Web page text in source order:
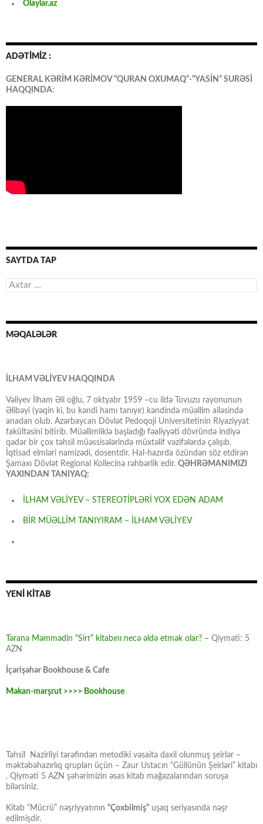
Olaylar.az
ADƏTİMİZ :
GENERAL KƏRİM KƏRİMOV “QURAN OXUMAQ”-“YASİN” SURƏSİ
HAQQINDA:
SAYTDA TAP
Axtarış:
MƏQALƏLƏR
İLHAM VƏLİYEV HAQQINDA
Vəliyev İlham Əli oğlu, 7 oktyabr 1959 –cu ildə Tovuzu rayonunun
Əlibəyi (yəqin ki, bu kəndi hamı tanıyır) kəndində müəllim ailəsində
anadan olub. Azərbaycan Dövlət Pedoqoji Universitetinin Riyaziyyat
fakültəsini bitirib. Müəllimliklə başladığı fəaliyyəti dövründə indiyə
qədər bir çox təhsil müəssisələrində müxtəlif vəzifələrdə çalışıb.
İqtisad elmləri namizədi, dosentdir. Hal-hazırda özündən söz etdirən
Şamaxı Dövlət Regional Kollecinə rəhbərlik edir. QƏHRƏMANIMIZI
YAXINDAN TANIYAQ:
İLHAM VƏLİYEV – STEREOTİPLƏRİ YOX EDƏN ADAM
BİR MÜƏLLİM TANIYIRAM – İLHAM VƏLİYEV
YENİ KİTAB
Təranə Məmmədin “Sirr” kitabını necə əldə etmək olar? – Qiyməti: 5
AZN
İçərişəhər Bookhouse & Cafe
Məkan-marşrut >>>> Bookhouse
Təhsil Nazirliyi tərəfindən metodiki vəsaitə daxil olunmuş şeirlər –
məktəbəhazırlıq qrupları üçün – Zaur Ustacın “Güllünün Şeirləri” kitabı
. Qiyməti 5 AZN şəhərimizin əsas kitab mağazalarından soruşa
bilərsiniz.
Kitab “Mücrü” nəşriyyatının “Çoxbilmiş” uşaq seriyasında nəşr
edilmişdir.